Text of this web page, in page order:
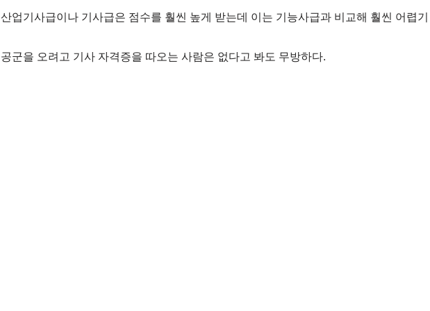
산업기사급이나 기사급은 점수를 훨씬 높게 받는데 이는 기능사급과 비교해 훨씬 어렵
공군을 오려고 기사 자격증을 따오는 사람은 없다고 봐도 무방하다.